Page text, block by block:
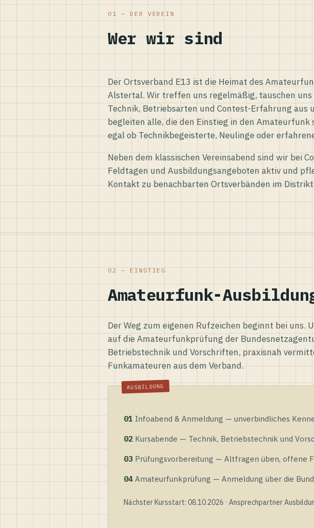
01 — DER VEREIN
Wer wir sind
Der Ortsverband E13 ist die Heimat des
Alstertal. Wir treffen uns regelmäßig, tauschen uns
Technik, Betriebsarten und Contest-Erfahrung aus
begleiten alle, die den Einstieg in den Amateurfunk
egal ob Technikbegeisterte, Neulinge oder
Neben dem klassischen Vereinsabend sind wir bei
Feldtagen und Ausbildungsangeboten aktiv und
Kontakt zu benachbarten Ortsverbänden im
02 — EINSTIEG
Amateurfunk-
Der Weg zum eigenen Rufzeichen beginnt bei uns.
auf die Amateurfunkprüfung der
Betriebstechnik und Vorschriften, praxisnah
Funkamateuren aus dem Verband.
01 Infoabend & Anmeldung — unverbindliches
02 Kursabende — Technik, Betriebstechnik und
03 Prüfungsvorbereitung — Altfragen üben, offene
04 Amateurfunkprüfung — Anmeldung über die
Nächster Kursstart: 08.10.2026 · Ansprechpartner